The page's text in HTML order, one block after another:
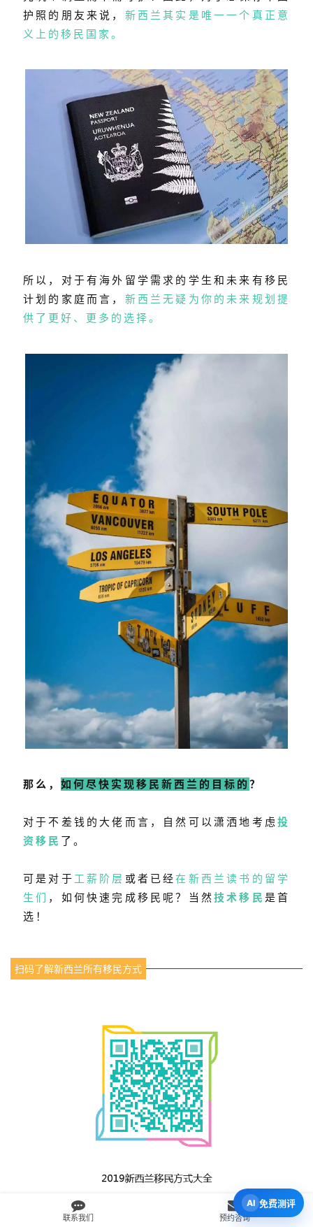
护照的朋友来说， 新西兰其实是唯一一个真正意
义上的移民国家。
所以，对于有海外留学需求的学生和未来有移民
计划的家庭而言， 新西兰无疑为你的未来规划提
供了更好、更多的选择。
那么， 如何尽快实现移民新西兰的目标的 ？
对于不差钱的大佬而言，自然可以潇洒地考虑 投
资移民 了。
可是对于 工薪阶层 或者已经在新西兰读书的留学
生们 ，如何快速完成移民呢？当然技术移民 是首
选！
扫码了解新西兰所有移民方式
“幼教移民”之所以是 、最快捷的方
联系我们 预约咨询
免费测评